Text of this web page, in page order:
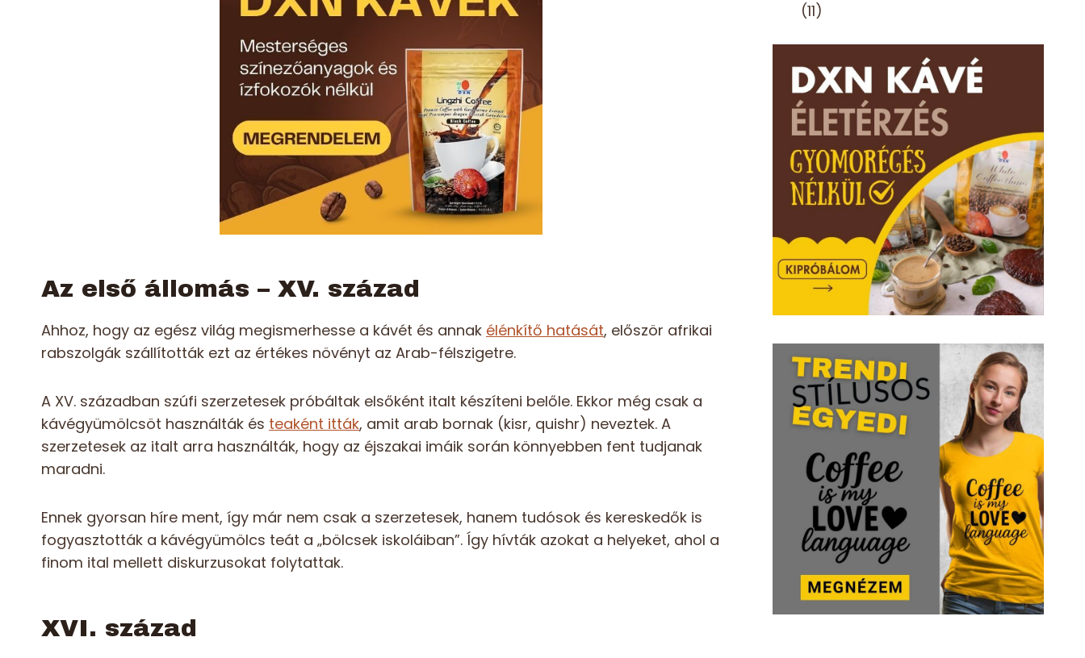
Az első állomás – XV. század
Ahhoz, hogy az egész világ megismerhesse a kávét és annak élénkítő hatását, először afrikai
rabszolgák szállították ezt az értékes növényt az Arab-félszigetre.
A XV. században szúfi szerzetesek próbáltak elsőként italt készíteni belőle. Ekkor még csak a
kávégyümölcsöt használták és teaként itták, amit arab bornak (kisr, quishr) neveztek. A
szerzetesek az italt arra használták, hogy az éjszakai imáik során könnyebben fent tudjanak
maradni.
Ennek gyorsan híre ment, így már nem csak a szerzetesek, hanem tudósok és kereskedők is
fogyasztották a kávégyümölcs teát a „bölcsek iskoláiban”. Így hívták azokat a helyeket, ahol a
finom ital mellett diskurzusokat folytattak.
XVI. század
(11)